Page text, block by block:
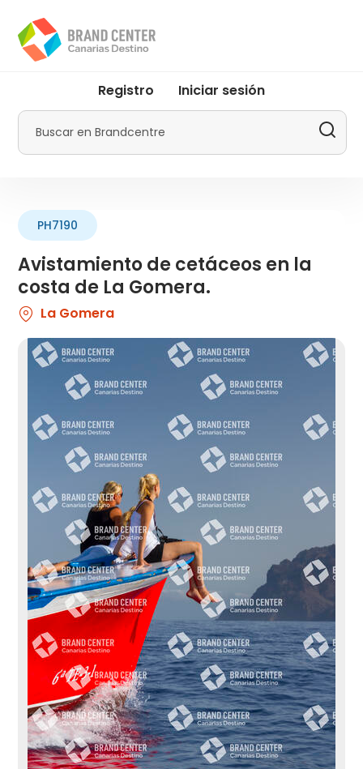
contenido
principal
menu
Promotur
Registro Iniciar sesión
Buscar
Avistamiento de cetáceos en la
costa de La Gomera.
PH7190
La Gomera